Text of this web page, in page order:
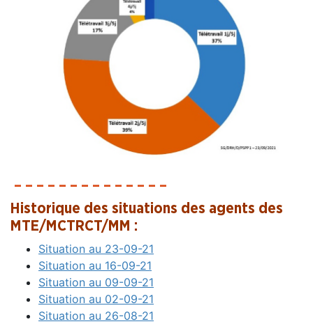
– – – – – – – – – – – – – –
Historique des situations des agents des
MTE/MCTRCT/MM :
Situation au 23-09-21
Situation au 16-09-21
Situation au 09-09-21
Situation au 02-09-21
Situation au 26-08-21